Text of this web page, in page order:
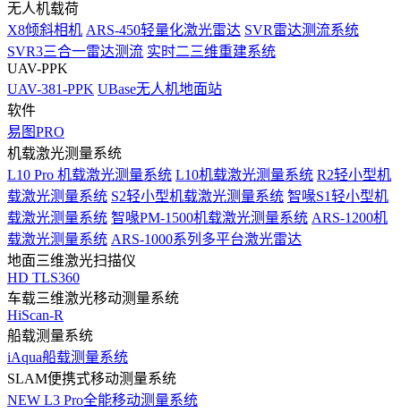
无人机载荷
X8倾斜相机 ARS-450轻量化激光雷达 SVR雷达测流系统
SVR3三合一雷达测流 实时二三维重建系统
UAV-PPK
UAV-381-PPK UBase无人机地面站
软件
易图PRO
机载激光测量系统
L10 Pro 机载激光测量系统 L10机载激光测量系统 R2轻小型机
载激光测量系统 S2轻小型机载激光测量系统 智喙S1轻小型机
载激光测量系统 智喙PM-1500机载激光测量系统 ARS-1200机
载激光测量系统 ARS-1000系列多平台激光雷达
地面三维激光扫描仪
HD TLS360
车载三维激光移动测量系统
HiScan-R
船载测量系统
iAqua船载测量系统
SLAM便携式移动测量系统
NEW L3 Pro全能移动测量系统